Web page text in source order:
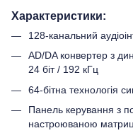
Характеристики:
128-канальний
AD/DA конвертер з
24 біт / 192 кГц
64-бітна технологія
Панель керування з
настроюваною